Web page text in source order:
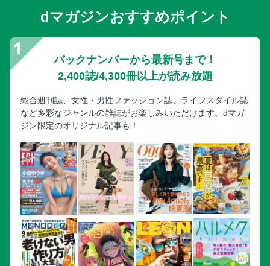
dマガジンおすすめポイント
バックナンバーから最新号まで！
2,400誌/4,300冊以上が読み放題
総合週刊誌、女性・男性ファッション誌、ライフスタイル誌
など多彩なジャンルの雑誌がお楽しみいただけます。dマガ
ジン限定のオリジナル記事も！